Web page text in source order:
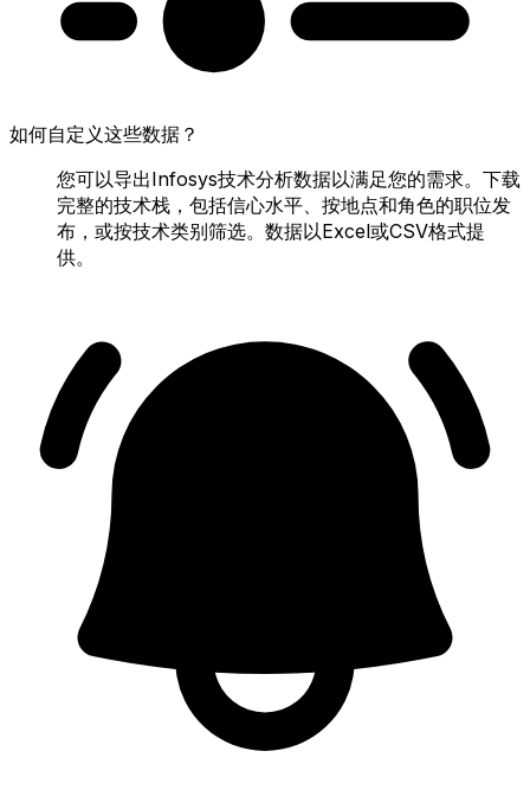
如何自定义这些数据？
您可以导出Infosys技术分析数据以满足您的需求。下载
完整的技术栈，包括信心水平、按地点和角色的职位发
布，或按技术类别筛选。数据以Excel或CSV格式提
供。